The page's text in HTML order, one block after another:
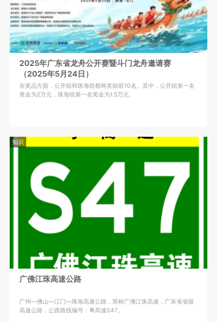
2025年广东省龙舟公开赛暨斗门龙舟邀请赛
（2025年5月24日）
在奖品方面，公开组和珠海组都将奖励前10名。其中，公开组第一名
奖金为2万元，珠海组第一名奖金为1.5万元。
知识
广佛江珠高速公路
广州—佛山—江门—珠海高速公路，简称广佛江珠高速，广东省省级
高速公路，公路路线编号：粤高速S47。